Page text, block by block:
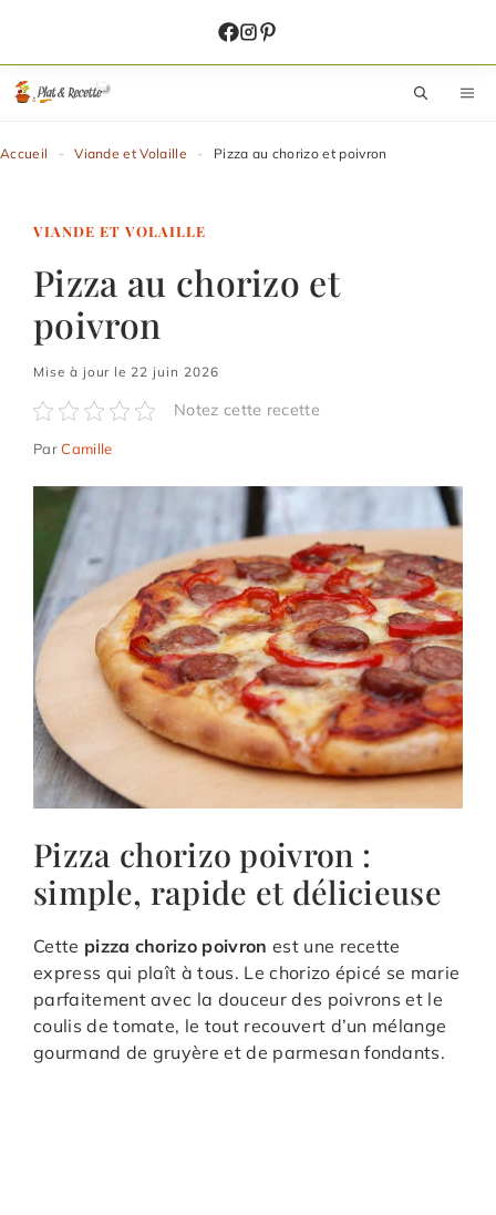
contenu
Accueil - Viande et Volaille - Pizza au chorizo et poivron
VIANDE ET VOLAILLE
Pizza au chorizo et
poivron
Mise à jour le 22 juin 2026
Notez cette recette
ParCamille
Pizza chorizo poivron :
simple, rapide et délicieuse
Cette pizza chorizo poivron est une recette
express qui plaît à tous. Le chorizo épicé se marie
parfaitement avec la douceur des poivrons et le
coulis de tomate, le tout recouvert d’un mélange
gourmand de gruyère et de parmesan fondants.